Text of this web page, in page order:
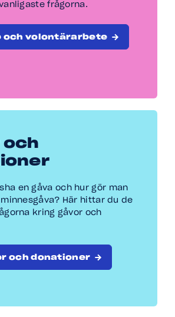
frågorna.
och volontärarbete
och
en gåva och hur gör man
Här hittar du de
kring gåvor och
och donationer